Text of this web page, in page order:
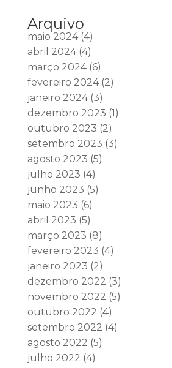
Arquivo
maio 2024(4)
abril 2024(4)
março 2024(6)
fevereiro 2024(2)
janeiro 2024(3)
dezembro 2023 (1)
outubro 2023 (2)
setembro 2023 (3)
agosto 2023 (5)
julho 2023 (4)
junho 2023 (5)
maio 2023 (6)
abril 2023 (5)
março 2023 (8)
fevereiro 2023 (4)
janeiro 2023 (2)
dezembro 2022 (3)
novembro 2022 (5)
outubro 2022 (4)
setembro 2022 (4)
agosto 2022 (5)
julho 2022 (4)